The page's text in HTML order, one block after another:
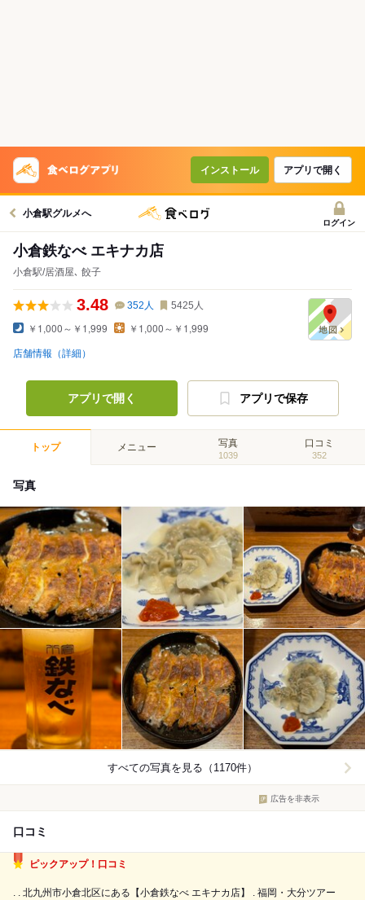
インストール アプリで開く
小倉駅グルメへ
ログイン
小倉鉄なべ エキナカ店
小倉駅/居酒屋､ 餃子
3.48 352 人 5425 人
￥1,000～￥1,999 ￥1,000～￥1,999
店舗情報（詳細）
アプリで開く アプリで保存
トップ メニュー 写真
1039
口コミ
352
写真
すべての写真を見る（1170件）
広告を非表示
口コミ
ピックアップ！口コミ
. . 北九州市小倉北区にある【小倉鉄なべ エキナカ店】 . 福岡・大分ツアー